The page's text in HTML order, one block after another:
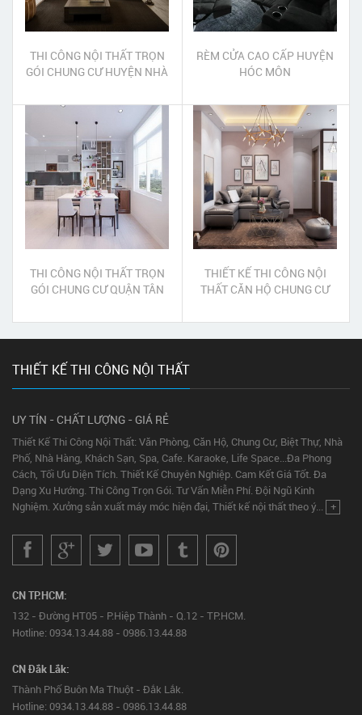
THI CÔNG NỘI THẤT TRỌN
GÓI CHUNG CƯ HUYỆN NHÀ
RÈM CỬA CAO CẤP HUYỆN
HÓC MÔN
THI CÔNG NỘI THẤT TRỌN
GÓI CHUNG CƯ QUẬN TÂN
THIẾT KẾ THI CÔNG NỘI
THẤT CĂN HỘ CHUNG CƯ
THIẾT KẾ THI CÔNG NỘI THẤT
UY TÍN - CHẤT LƯỢNG - GIÁ RẺ
Thiết Kế Thi Công Nội Thất: Văn Phòng, Căn Hộ, Chung Cư, Biệt Thự, Nhà
Phố, Nhà Hàng, Khách Sạn, Spa, Cafe. Karaoke, Life Space...Đa Phong
Cách, Tối Ưu Diện Tích. Thiết Kế Chuyên Nghiệp. Cam Kết Giá Tốt. Đa
Dạng Xu Hướng. Thi Công Trọn Gói. Tư Vấn Miễn Phí. Đội Ngũ Kinh
Nghiệm. Xưởng sản xuất máy móc hiện đại, Thiết kế nội thất theo ý... +
CN TP.HCM:
132 - Đường HT05 - P.Hiệp Thành - Q.12 - TP.HCM.
Hotline: 0934.13.44.88 - 0986.13.44.88
CN Đắk Lắk:
Thành Phố Buôn Ma Thuột - Đắk Lắk.
Hotline: 0934.13.44.88 - 0986.13.44.88